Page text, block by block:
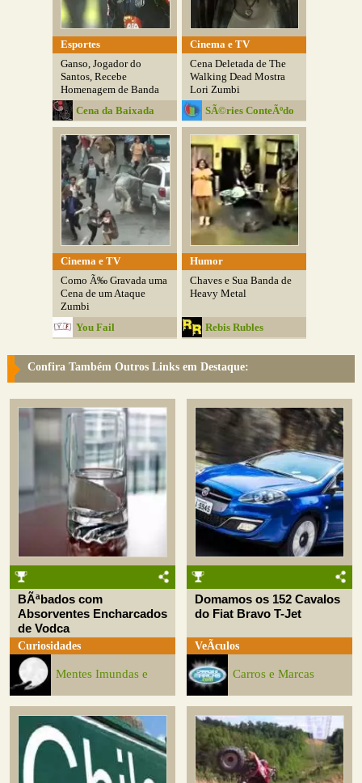
Esportes
Ganso, Jogador do
Santos, Recebe
Homenagem de Banda
Santista
Cena da Baixada
Cinema e TV
Cena Deletada de The
Walking Dead Mostra
Lori Zumbi
SÃ©ries ConteÃºdo
Cinema e TV
Como Ã‰ Gravada uma
Cena de um Ataque
Zumbi
You Fail
Humor
Chaves e Sua Banda de
Heavy Metal
Rebis Rubles
Confira Também Outros Links em Destaque:
BÃªbados com
Absorventes Encharcados
de Vodca
Curiosidades
Mentes Imundas e
Domamos os 152 Cavalos
do Fiat Bravo T-Jet
VeÃ­culos
Carros e Marcas